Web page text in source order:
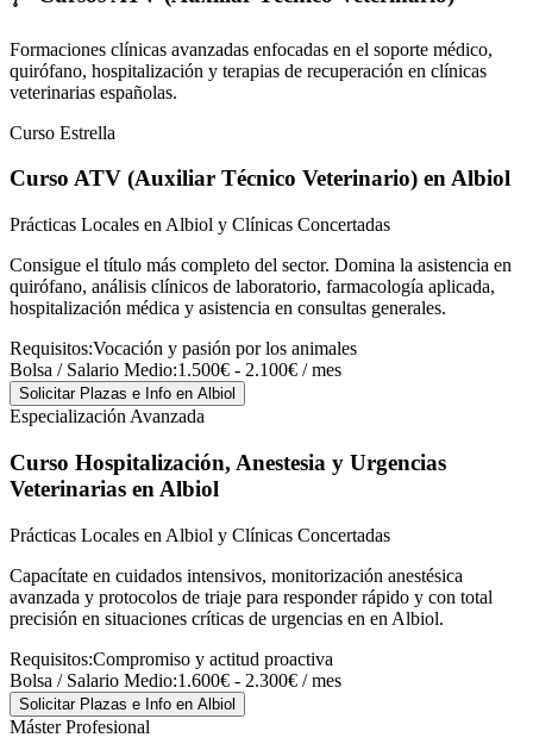
Formaciones clínicas avanzadas enfocadas en el soporte médico,
quirófano, hospitalización y terapias de recuperación en clínicas
veterinarias españolas.
Curso Estrella
Curso ATV (Auxiliar Técnico Veterinario) en Albiol
Prácticas Locales en Albiol y Clínicas Concertadas
Consigue el título más completo del sector. Domina la asistencia en
quirófano, análisis clínicos de laboratorio, farmacología aplicada,
hospitalización médica y asistencia en consultas generales.
Requisitos:Vocación y pasión por los animales
Bolsa / Salario Medio:1.500€ - 2.100€ / mes
Solicitar Plazas e Info en Albiol
Especialización Avanzada
Curso Hospitalización, Anestesia y Urgencias
Veterinarias en Albiol
Prácticas Locales en Albiol y Clínicas Concertadas
Capacítate en cuidados intensivos, monitorización anestésica
avanzada y protocolos de triaje para responder rápido y con total
precisión en situaciones críticas de urgencias en en Albiol.
Requisitos:Compromiso y actitud proactiva
Bolsa / Salario Medio:1.600€ - 2.300€ / mes
Solicitar Plazas e Info en Albiol
Máster Profesional